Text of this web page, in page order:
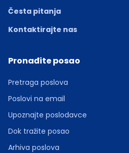
Česta pitanja
Kontaktirajte nas
Pronađite posao
Pretraga poslova
Poslovi na email
Upoznajte poslodavce
Dok tražite posao
Arhiva poslova